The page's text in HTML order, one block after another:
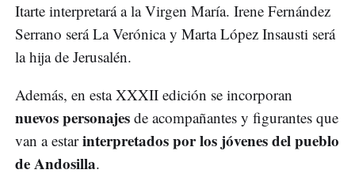
Itarte interpretará a la Virgen María. Irene Fernández
Serrano será La Verónica y Marta López Insausti será
la hija de Jerusalén.
Además, en esta XXXII edición se incorporan
nuevos personajes de acompañantes y figurantes que
van a estarinterpretados por los jóvenes del pueblo
de Andosilla.